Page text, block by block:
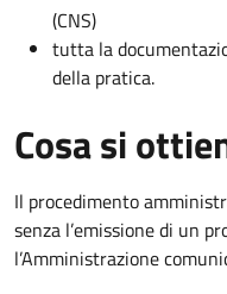
(CNS)
tutta la
della pratica.
Cosa si
Il procedimento
senza l’emissione di un
l’Amministrazione